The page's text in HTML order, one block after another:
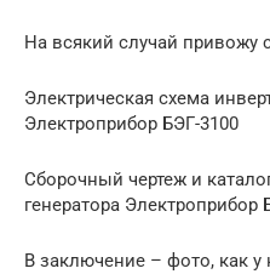
На всякий случай привожу
Электрическая схема
Электроприбор БЭГ-3100
Сборочный чертеж и
генератора Электроприбор
В заключение – фото, как